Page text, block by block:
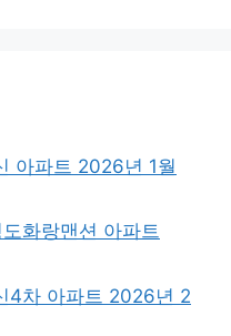
아파트 2026년 1월
화랑맨션 아파트
4차 아파트 2026년 2